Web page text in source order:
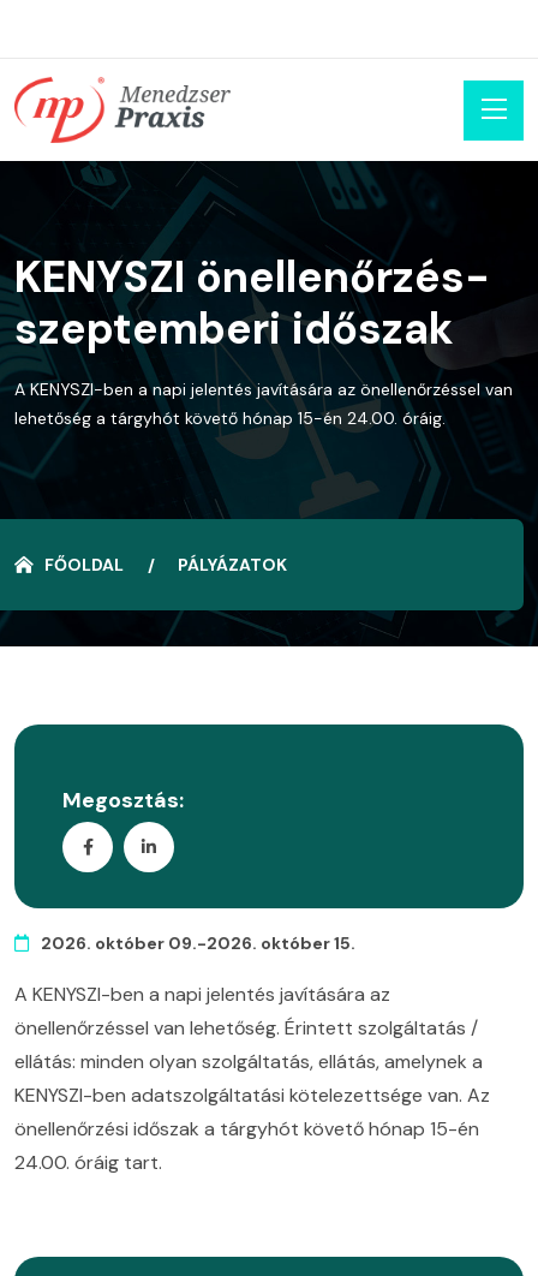
KENYSZI önellenőrzés-
szeptemberi időszak
A KENYSZI-ben a napi jelentés javítására az önellenőrzéssel van
lehetőség a tárgyhót követő hónap 15-én 24.00. óráig.
FŐOLDAL PÁLYÁZATOK
Megosztás:
2026. október 09.-2026. október 15.
A KENYSZI-ben a napi jelentés javítására az
önellenőrzéssel van lehetőség. Érintett szolgáltatás /
ellátás: minden olyan szolgáltatás, ellátás, amelynek a
KENYSZI-ben adatszolgáltatási kötelezettsége van. Az
önellenőrzési időszak a tárgyhót követő hónap 15-én
24.00. óráig tart.